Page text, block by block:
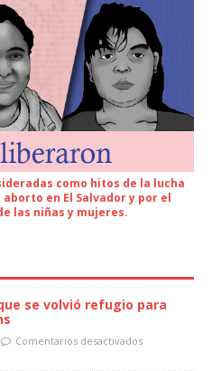
como hitos de la lucha
en El Salvador y por el
las niñas y mujeres.
se volvió refugio para
Comentarios desactivados